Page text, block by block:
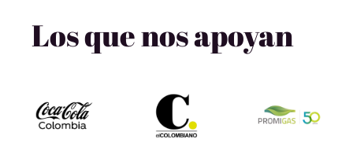
Los que nos apoyan